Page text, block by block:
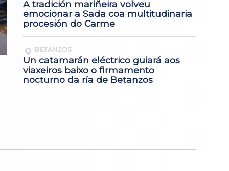
A tradición mariñeira volveu
emocionar a Sada coa multitudinaria
procesión do Carme
BETANZOS
Un catamarán eléctrico guiará aos
viaxeiros baixo o firmamento
nocturno da ría de Betanzos